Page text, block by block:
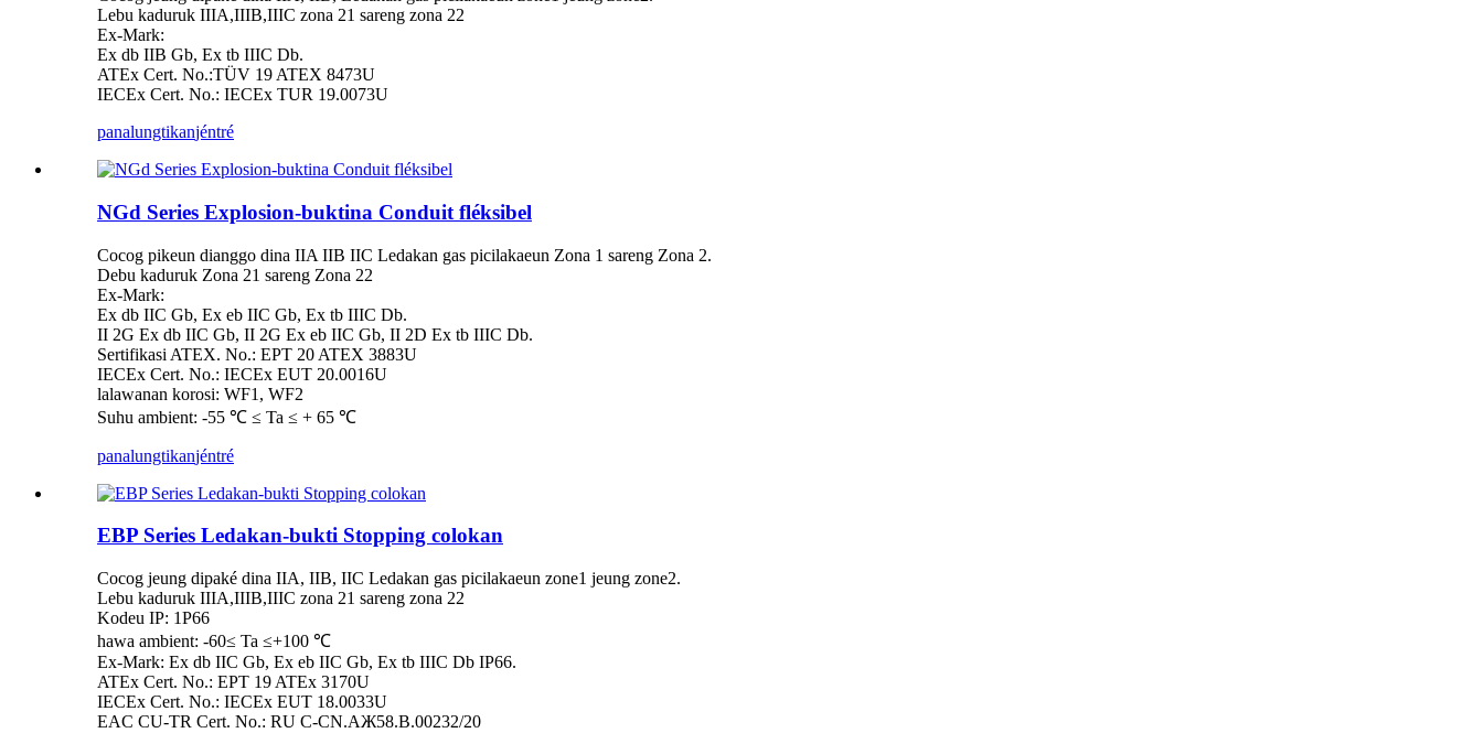
Lebu kaduruk IIIA,IIIB,IIIC zona 21 sareng zona 22
Ex-Mark:
Ex db IIB Gb, Ex tb IIIC Db.
ATEx Cert. No.:TÜV 19 ATEX 8473U
IECEx Cert. No.: IECEx TUR 19.0073U
panalungtikanjéntré
NGd Series Explosion-buktina Conduit fléksibel
Cocog pikeun dianggo dina IIA IIB IIC Ledakan gas picilakaeun Zona 1 sareng Zona 2.
Debu kaduruk Zona 21 sareng Zona 22
Ex-Mark:
Ex db IIC Gb, Ex eb IIC Gb, Ex tb IIIC Db.
II 2G Ex db IIC Gb, II 2G Ex eb IIC Gb, II 2D Ex tb IIIC Db.
Sertifikasi ATEX. No.: EPT 20 ATEX 3883U
IECEx Cert. No.: IECEx EUT 20.0016U
lalawanan korosi: WF1, WF2
Suhu ambient: -55 ℃ ≤ Ta ≤ + 65 ℃
panalungtikanjéntré
EBP Series Ledakan-bukti Stopping colokan
Cocog jeung dipaké dina IIA, IIB, IIC Ledakan gas picilakaeun zone1 jeung zone2.
Lebu kaduruk IIIA,IIIB,IIIC zona 21 sareng zona 22
Kodeu IP: 1P66
hawa ambient: -60≤ Ta ≤+100 ℃
Ex-Mark: Ex db IIC Gb, Ex eb IIC Gb, Ex tb IIIC Db IP66.
ATEx Cert. No.: EPT 19 ATEx 3170U
IECEx Cert. No.: IECEx EUT 18.0033U
EAC CU-TR Cert. No.: RU C-CN.AЖ58.B.00232/20